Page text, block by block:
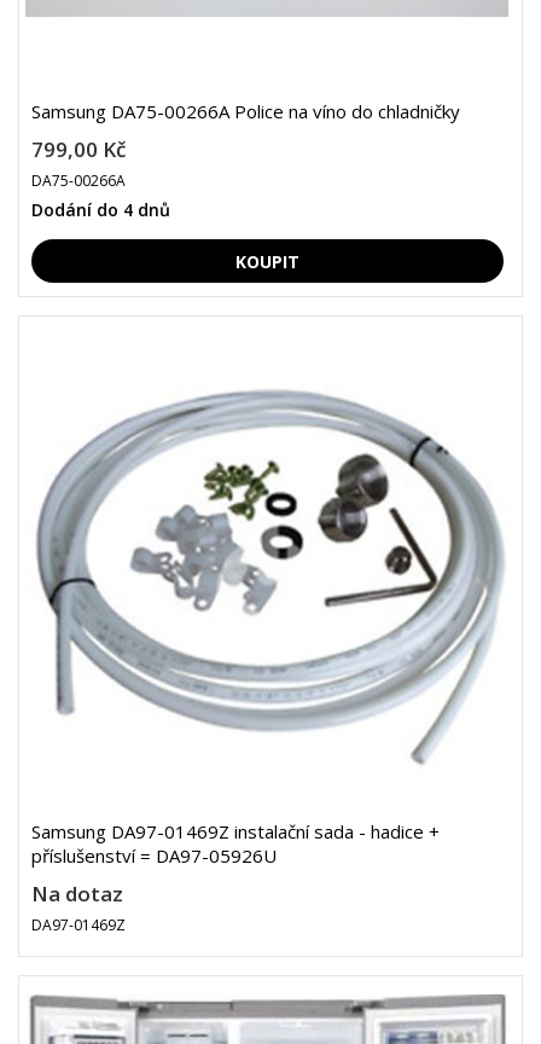
Samsung DA75-00266A Police na víno do chladničky
799,00 Kč
DA75-00266A
Dodání do 4 dnů
Samsung DA97-01469Z instalační sada - hadice +
příslušenství = DA97-05926U
Na dotaz
DA97-01469Z